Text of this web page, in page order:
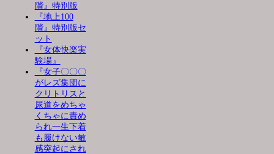
階』特別版
『地上100
階』特別版セ
ット
『女体快楽実
験場』
『女子〇〇〇
がレズ集団に
クリトリスと
尿道をめちゃ
くちゃに責め
られ一生下着
も履けない敏
感突起にされ